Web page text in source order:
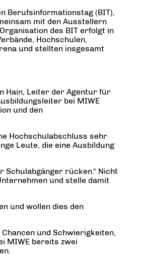
Berufsinformationstag (BIT),
mit den Ausstellern
des BIT erfolgt in
Hochschulen,
und stellten insgesamt
Hain, Leiter der Agentur für
bei MIWE
und den
Hochschulabschluss sehr
Leute, die eine Ausbildung
rücken.“ Nicht
und stelle damit
und wollen dies den
und Schwierigkeiten,
MIWE bereits zwei